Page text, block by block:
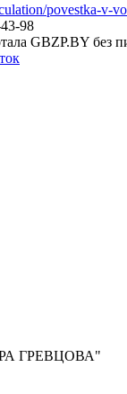
povestka-v-
98
GBZP.BY
ГРЕВЦОВА"